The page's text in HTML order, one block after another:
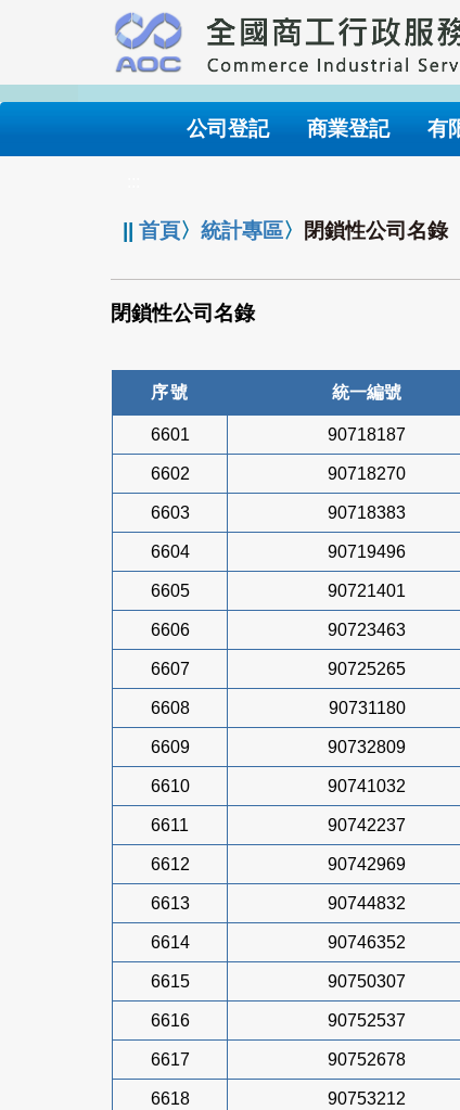
要
內
公司登記 商業登記 有
||首頁〉統計專區〉 閉鎖性公司名錄
閉鎖性公司名錄
序號 統一編號
6601 90718187
6602 90718270
6603 90718383
6604 90719496
6605 90721401
6606 90723463
6607 90725265
6608 90731180
6609 90732809
6610 90741032
6611 90742237
6612 90742969
6613 90744832
6614 90746352
6615 90750307
6616 90752537
6617 90752678
6618 90753212